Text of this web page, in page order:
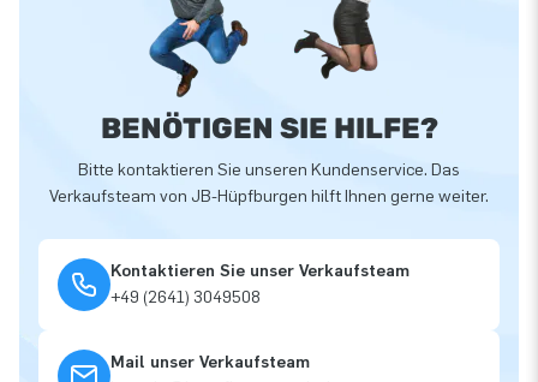
BENÖTIGEN SIE HILFE?
Bitte kontaktieren Sie unseren Kundenservice. Das
Verkaufsteam von JB-Hüpfburgen hilft Ihnen gerne weiter.
Kontaktieren Sie unser Verkaufsteam
+49 (2641) 3049508
Mail unser Verkaufsteam